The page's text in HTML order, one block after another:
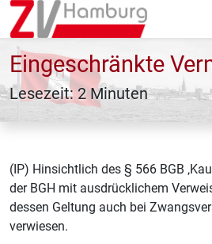
Eingeschränkte
Lesezeit: 2 Minuten
(IP) Hinsichtlich des § 566 BGB
der BGH mit ausdrücklichem
dessen Geltung auch bei
verwiesen.